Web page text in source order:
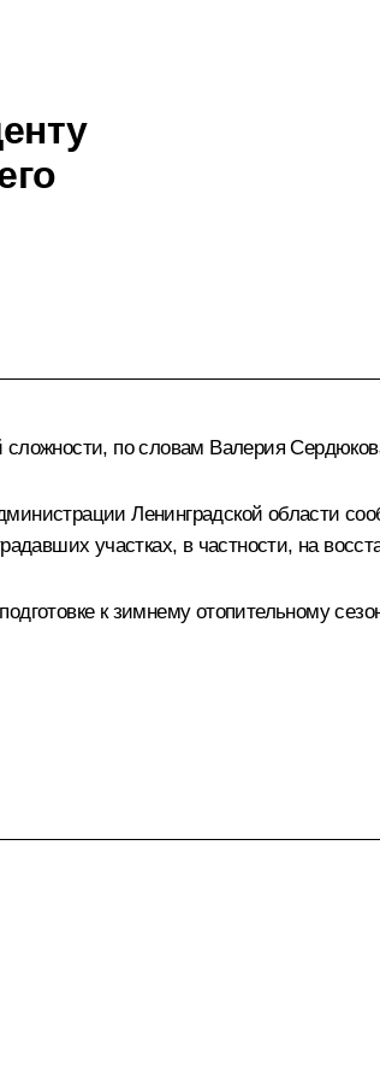
по словам Валерия
Ленинградской области
участках, в частности, на
к зимнему отопительному